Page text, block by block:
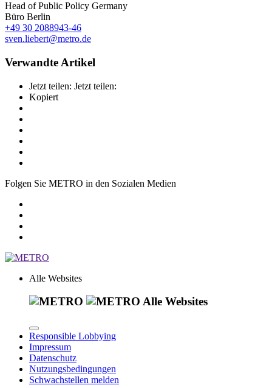
Head of Public Policy Germany
Büro Berlin
+49 30 2088943-46
sven.liebert@metro.de
Verwandte Artikel
Jetzt teilen: Jetzt teilen:
Kopiert
Folgen Sie METRO in den Sozialen Medien
Alle Websites
Alle Websites
Responsible Lobbying
Impressum
Datenschutz
Nutzungsbedingungen
Schwachstellen melden